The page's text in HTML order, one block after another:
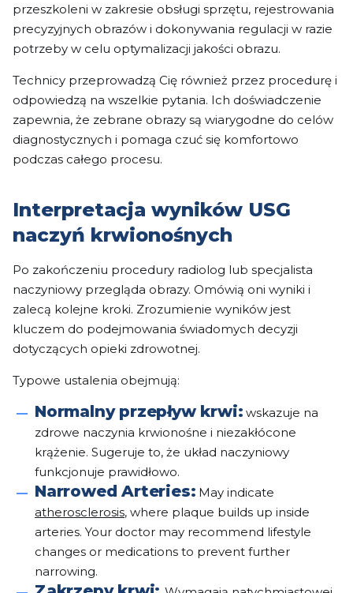
przeszkoleni w zakresie obsługi sprzętu, rejestrowania
precyzyjnych obrazów i dokonywania regulacji w razie
potrzeby w celu optymalizacji jakości obrazu.
Technicy przeprowadzą Cię również przez procedurę i
odpowiedzą na wszelkie pytania. Ich doświadczenie
zapewnia, że zebrane obrazy są wiarygodne do celów
diagnostycznych i pomaga czuć się komfortowo
podczas całego procesu.
Interpretacja wyników USG
naczyń krwionośnych
Po zakończeniu procedury radiolog lub specjalista
naczyniowy przegląda obrazy. Omówią oni wyniki i
zalecą kolejne kroki. Zrozumienie wyników jest
kluczem do podejmowania świadomych decyzji
dotyczących opieki zdrowotnej.
Typowe ustalenia obejmują:
Normalny przepływ krwi: wskazuje na
zdrowe naczynia krwionośne i niezakłócone
krążenie. Sugeruje to, że układ naczyniowy
funkcjonuje prawidłowo.
Narrowed Arteries: May indicate
atherosclerosis, where plaque builds up inside
arteries. Your doctor may recommend lifestyle
changes or medications to prevent further
narrowing.